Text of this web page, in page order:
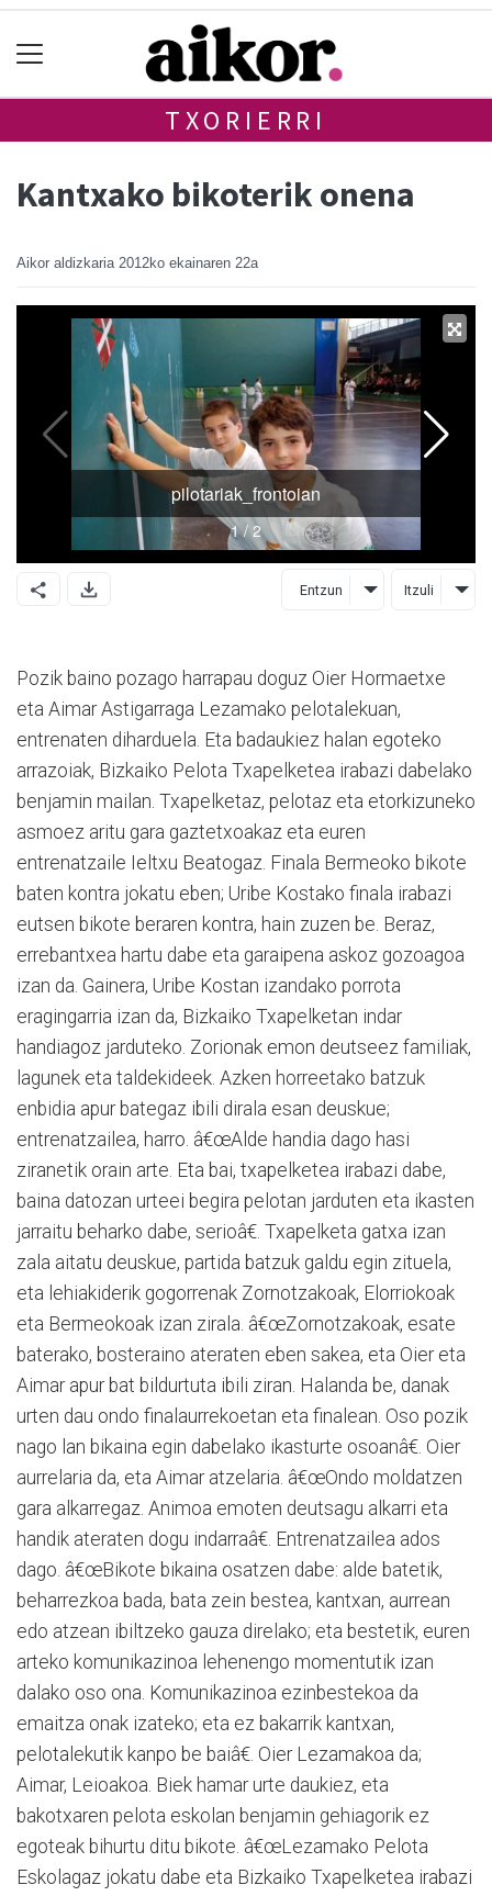
TXORIERRI
Kantxako bikoterik onena
Aikor aldizkaria 2012ko ekainaren 22a
Entzun Itzuli
Pozik baino pozago harrapau doguz Oier Hormaetxe
eta Aimar Astigarraga Lezamako pelotalekuan,
entrenaten diharduela. Eta badaukiez halan egoteko
arrazoiak, Bizkaiko Pelota Txapelketea irabazi dabelako
benjamin mailan. Txapelketaz, pelotaz eta etorkizuneko
asmoez aritu gara gaztetxoakaz eta euren
entrenatzaile Ieltxu Beatogaz. Finala Bermeoko bikote
baten kontra jokatu eben; Uribe Kostako finala irabazi
eutsen bikote beraren kontra, hain zuzen be. Beraz,
errebantxea hartu dabe eta garaipena askoz gozoagoa
izan da. Gainera, Uribe Kostan izandako porrota
eragingarria izan da, Bizkaiko Txapelketan indar
handiagoz jarduteko. Zorionak emon deutseez familiak,
lagunek eta taldekideek. Azken horreetako batzuk
enbidia apur bategaz ibili dirala esan deuskue;
entrenatzailea, harro. â€œAlde handia dago hasi
ziranetik orain arte. Eta bai, txapelketea irabazi dabe,
baina datozan urteei begira pelotan jarduten eta ikasten
jarraitu beharko dabe, serioâ€. Txapelketa gatxa izan
zala aitatu deuskue, partida batzuk galdu egin zituela,
eta lehiakiderik gogorrenak Zornotzakoak, Elorriokoak
eta Bermeokoak izan zirala. â€œZornotzakoak, esate
baterako, bosteraino ateraten eben sakea, eta Oier eta
Aimar apur bat bildurtuta ibili ziran. Halanda be, danak
urten dau ondo finalaurrekoetan eta finalean. Oso pozik
nago lan bikaina egin dabelako ikasturte osoanâ€. Oier
aurrelaria da, eta Aimar atzelaria. â€œOndo moldatzen
gara alkarregaz. Animoa emoten deutsagu alkarri eta
handik ateraten dogu indarraâ€. Entrenatzailea ados
dago. â€œBikote bikaina osatzen dabe: alde batetik,
beharrezkoa bada, bata zein bestea, kantxan, aurrean
edo atzean ibiltzeko gauza direlako; eta bestetik, euren
arteko komunikazinoa lehenengo momentutik izan
dalako oso ona. Komunikazinoa ezinbestekoa da
emaitza onak izateko; eta ez bakarrik kantxan,
pelotalekutik kanpo be baiâ€. Oier Lezamakoa da;
Aimar, Leioakoa. Biek hamar urte daukiez, eta
bakotxaren pelota eskolan benjamin gehiagorik ez
egoteak bihurtu ditu bikote. â€œLezamako Pelota
Eskolagaz jokatu dabe eta Bizkaiko Txapelketea irabazi